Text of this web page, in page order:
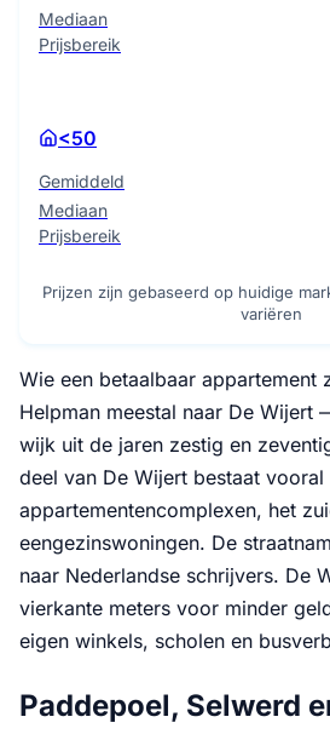
Mediaan
Prijsbereik
<50
Gemiddeld
Mediaan
Prijsbereik
Prijzen zijn gebaseerd op huidige
variëren
Wie een betaalbaar appartement
Helpman meestal naar De Wijert
wijk uit de jaren zestig en
deel van De Wijert bestaat vooral
appartementencomplexen, het
eengezinswoningen. De
naar Nederlandse schrijvers. De
vierkante meters voor minder
eigen winkels, scholen en
Paddepoel, Selwerd